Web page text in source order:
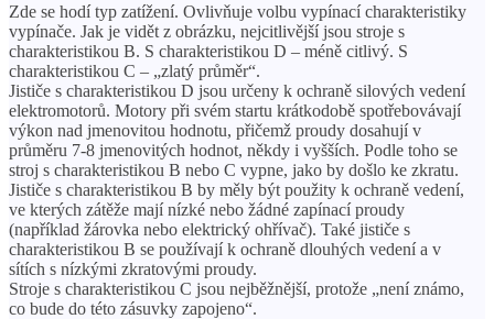
Zde se hodí typ zatížení. Ovlivňuje volbu vypínací charakteristiky
vypínače. Jak je vidět z obrázku, nejcitlivější jsou stroje s
charakteristikou B. S charakteristikou D – méně citlivý. S
charakteristikou C – „zlatý průměr“.
Jističe s charakteristikou D jsou určeny k ochraně silových vedení
elektromotorů. Motory při svém startu krátkodobě spotřebovávají
výkon nad jmenovitou hodnotu, přičemž proudy dosahují v
průměru 7-8 jmenovitých hodnot, někdy i vyšších. Podle toho se
stroj s charakteristikou B nebo C vypne, jako by došlo ke zkratu.
Jističe s charakteristikou B by měly být použity k ochraně vedení,
ve kterých zátěže mají nízké nebo žádné zapínací proudy
(například žárovka nebo elektrický ohřívač). Také jističe s
charakteristikou B se používají k ochraně dlouhých vedení a v
sítích s nízkými zkratovými proudy.
Stroje s charakteristikou C jsou nejběžnější, protože „není známo,
co bude do této zásuvky zapojeno“.